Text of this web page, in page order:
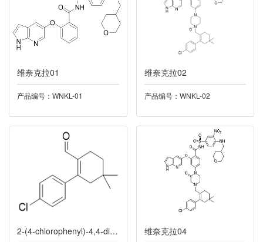
034莫沙必利
036奥洛他定
037螺螨酯
039阿格列汀
040普罗雌烯
041洛索洛芬
维奈克拉01
产品编号：WNKL-01
维奈克拉02
产品编号：WNKL-02
2-(4-chlorophenyl)-4,4-dimethyl-1-Cyclohexene-1-carboxaldehyde 维奈克拉04